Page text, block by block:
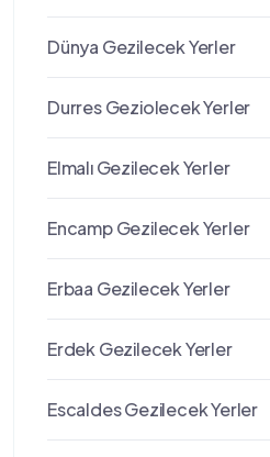
Dünya Gezilecek Yerler
Durres Geziolecek Yerler
Elmalı Gezilecek Yerler
Encamp Gezilecek Yerler
Erbaa Gezilecek Yerler
Erdek Gezilecek Yerler
Escaldes Gezilecek Yerler